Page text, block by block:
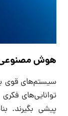
هوش مصنوعی
سیستم‌های قوی
توانایی‌های
پیشی بگیرند.